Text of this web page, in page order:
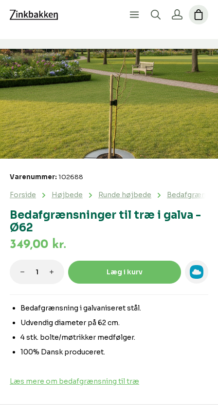
Spring over billedgalleri
Bedafgrænsninger til træ i galva -
Ø62
Forside Højbede Runde højbede
Varenummer: 102688
Bedafgrænsning i galvaniseret stål.
Udvendig diameter på 62 cm.
4 stk. bolte/møtrikker medfølger.
100% Dansk produceret.
Læs mere om bedafgrænsning til træ
349,00 kr.
Produktmængde: Indtast den
Læg i kurv